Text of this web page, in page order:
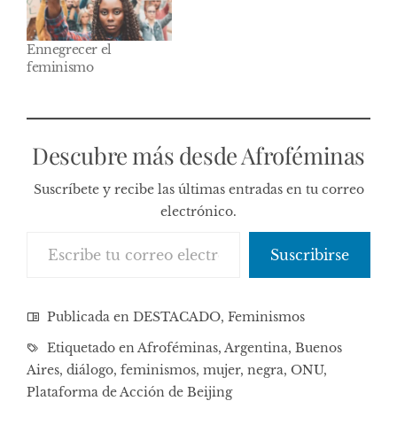
Ennegrecer el
feminismo
Descubre más desde Afroféminas
Suscríbete y recibe las últimas entradas en tu correo
electrónico.
Suscribirse
Publicada en DESTACADO, Feminismos
Etiquetado enAfroféminas, Argentina, Buenos
Aires, diálogo, feminismos, mujer, negra, ONU,
Plataforma de Acción de Beijing